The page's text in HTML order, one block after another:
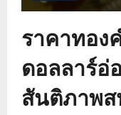
ราคาทอง
ดอลลาร์อ่
สันติภาพ